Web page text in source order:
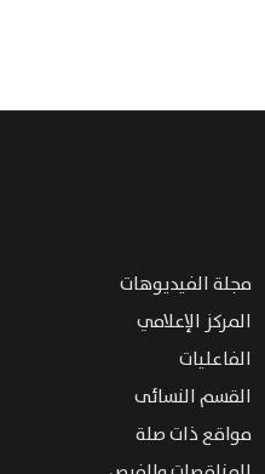
مجلة الفيديوهات
المركز الإعلامي
الفاعليات
القسم النسائى
مواقع ذات صلة